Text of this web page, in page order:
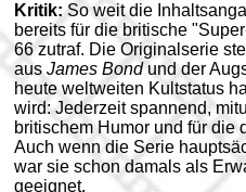
Kritik:So weit die
bereits für die britische
66 zutraf. Die Originalserie
aus James Bondund der
heute weltweiten Kultstatus
wird: Jederzeit spannend,
britischem Humor und für die
Auch wenn die Serie
war sie schon damals als
geeignet.